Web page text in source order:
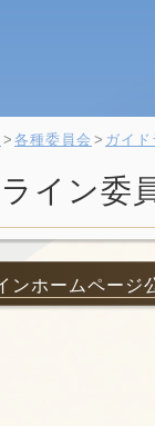
各種委員会 ガイ
イン委
ンホームページ